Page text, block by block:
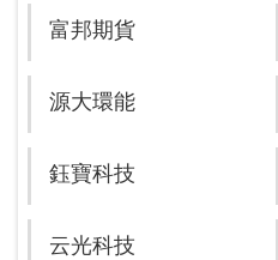
富邦期貨
源大環能
鈺寶科技
云光科技